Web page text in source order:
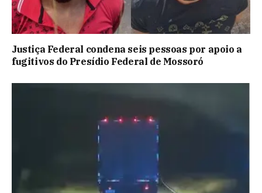
Justiça Federal condena seis pessoas por apoio a
fugitivos do Presídio Federal de Mossoró